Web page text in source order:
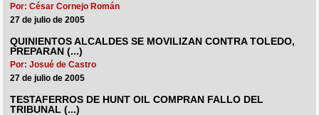
Por: César Cornejo Román
27 de julio de 2005
QUINIENTOS ALCALDES SE MOVILIZAN CONTRA TOLEDO,
PREPARAN (...)
Por: Josué de Castro
27 de julio de 2005
TESTAFERROS DE HUNT OIL COMPRAN FALLO DEL
TRIBUNAL (...)